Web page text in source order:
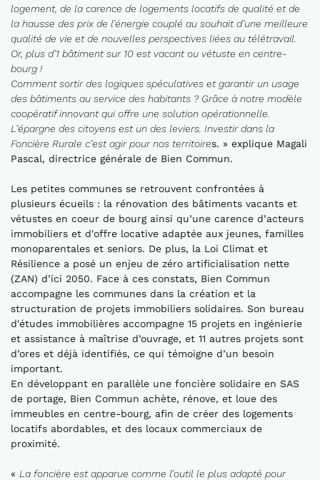
logement, de la carence de logements locatifs de qualité et de
la hausse des prix de l’énergie couplé au souhait d’une meilleure
qualité de vie et de nouvelles perspectives liées au télétravail.
Or, plus d’1 bâtiment sur 10 est vacant ou vétuste en centre-
bourg !
Comment sortir des logiques spéculatives et garantir un usage
des bâtiments au service des habitants ? Grâce à notre modèle
coopératif innovant qui offre une solution opérationnelle.
L’épargne des citoyens est un des leviers. Investir dans la
Foncière Rurale c’est agir pour nos territoires. » explique Magali
Pascal, directrice générale de Bien Commun.
Les petites communes se retrouvent confrontées à
plusieurs écueils : la rénovation des bâtiments vacants et
vétustes en coeur de bourg ainsi qu’une carence d’acteurs
immobiliers et d'offre locative adaptée aux jeunes, familles
monoparentales et seniors. De plus, la Loi Climat et
Résilience a posé un enjeu de zéro artificialisation nette
(ZAN) d’ici 2050. Face à ces constats, Bien Commun
accompagne les communes dans la création et la
structuration de projets immobiliers solidaires. Son bureau
d'études immobilières accompagne 15 projets en ingénierie
et assistance à maîtrise d’ouvrage, et 11 autres projets sont
d’ores et déjà identifiés, ce qui témoigne d’un besoin
important.
En développant en parallèle une foncière solidaire en SAS
de portage, Bien Commun achète, rénove, et loue des
immeubles en centre-bourg, afin de créer des logements
locatifs abordables, et des locaux commerciaux de
proximité.
« La foncière est apparue comme l’outil le plus adapté pour